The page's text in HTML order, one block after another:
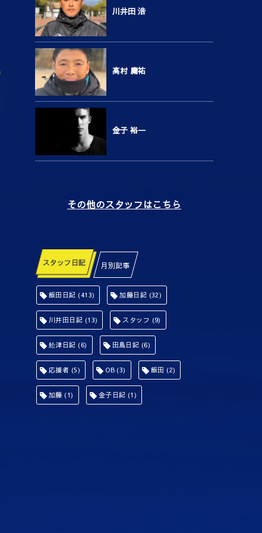
川井田 浩
高村 庸祐
金子 裕一
その他のスタッフはこちら
スタッフ日記 月別記事
飯田日記 (413) 加藤日記 (32)
川井田日記 (13) スタッフ (9)
舩津日記 (6) 田島日記 (6)
応援者 (5) OB(3) 飯田 (2)
加藤 (1) 金子日記 (1)